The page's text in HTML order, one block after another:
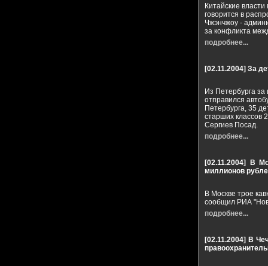
Китайские
говорится в
Чжэнчжоу -
за конфликта
подробнее...
[02.11.2004] За
Из Петербурга
отправился
Петербурга, 35
старших классов
Сергиев Посад.
подробнее...
[02.11.2004]
В
миллионов
В Москве трое
сообщил РИА
подробнее...
[02.11.2004] В